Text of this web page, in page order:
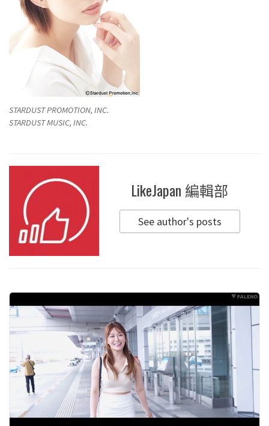
STARDUST PROMOTION, INC.
STARDUST MUSIC, INC.
LikeJapan 編輯部
See author's posts